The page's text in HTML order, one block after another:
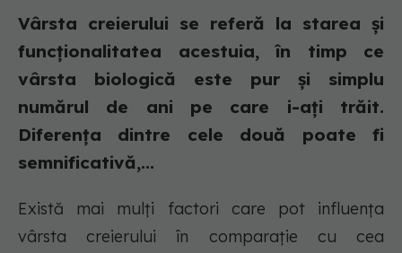
Vârsta creierului se referă la starea și
funcționalitatea acestuia, în timp ce
vârsta biologică este pur și simplu
numărul de ani pe care i-ați trăit.
Diferența dintre cele două poate fi
semnificativă,...
Există mai mulți factori care pot influența
vârsta creierului în comparație cu cea